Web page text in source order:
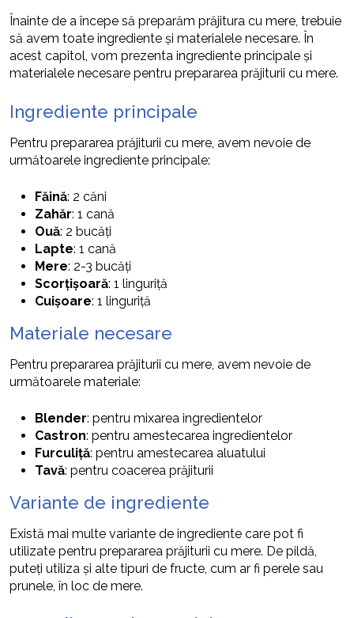
Înainte de a începe să preparăm prăjitura cu mere, trebuie
să avem toate ingrediente și materialele necesare. În
acest capitol, vom prezenta ingrediente principale și
materialele necesare pentru prepararea prăjiturii cu mere.
Ingrediente principale
Pentru prepararea prăjiturii cu mere, avem nevoie de
următoarele ingrediente principale:
Făină: 2 căni
Zahăr: 1 cană
Ouă: 2 bucăți
Lapte: 1 cană
Mere: 2-3 bucăți
Scorțișoară: 1 linguriță
Cuișoare: 1 linguriță
Materiale necesare
Pentru prepararea prăjiturii cu mere, avem nevoie de
următoarele materiale:
Blender: pentru mixarea ingredientelor
Castron: pentru amestecarea ingredientelor
Furculiță: pentru amestecarea aluatului
Tavă: pentru coacerea prăjiturii
Variante de ingrediente
Există mai multe variante de ingrediente care pot fi
utilizate pentru prepararea prăjiturii cu mere. De pildă,
puteți utiliza și alte tipuri de fructe, cum ar fi perele sau
prunele, în loc de mere.